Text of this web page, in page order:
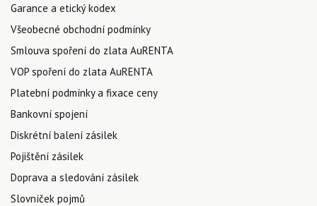
Garance a etický kodex
Všeobecné obchodní podmínky
Smlouva spoření do zlata AuRENTA
VOP spoření do zlata AuRENTA
Platební podmínky a fixace ceny
Bankovní spojení
Diskrétní balení zásilek
Pojištění zásilek
Doprava a sledování zásilek
Slovníček pojmů